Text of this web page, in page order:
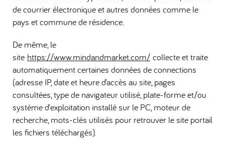
de courrier électronique et autres données comme le
pays et commune de résidence.
De même, le
site https://www.mindandmarket.com/ collecte et traite
automatiquement certaines données de connections
(adresse IP, date et heure d’accès au site, pages
consultées, type de navigateur utilisé, plate-forme et/ou
système d’exploitation installé sur le PC, moteur de
recherche, mots-clés utilisés pour retrouver le site portail
les fichiers téléchargés).